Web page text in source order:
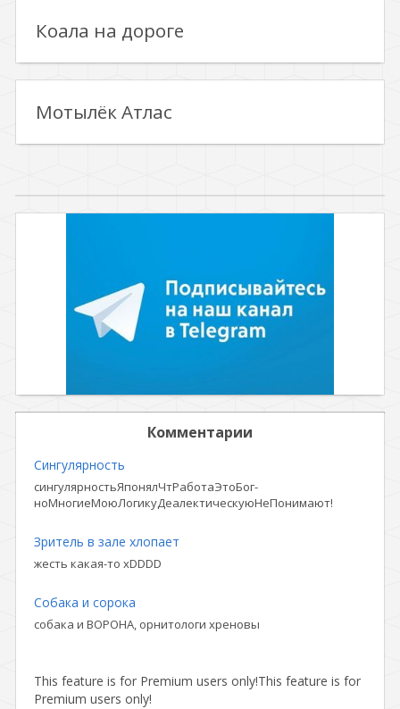
Коала на дороге
Мотылёк Атлас
Комментарии
Сингулярность
сингулярностьЯпонялЧтРаботаЭтоБог-
ноМногиеМоюЛогикуДеалектическуюНеПонимают!
Зритель в зале хлопает
жесть какая-то xDDDD
Собака и сорока
собака и ВОРОНА, орнитологи хреновы
This feature is for Premium users only!This feature is for
Premium users only!